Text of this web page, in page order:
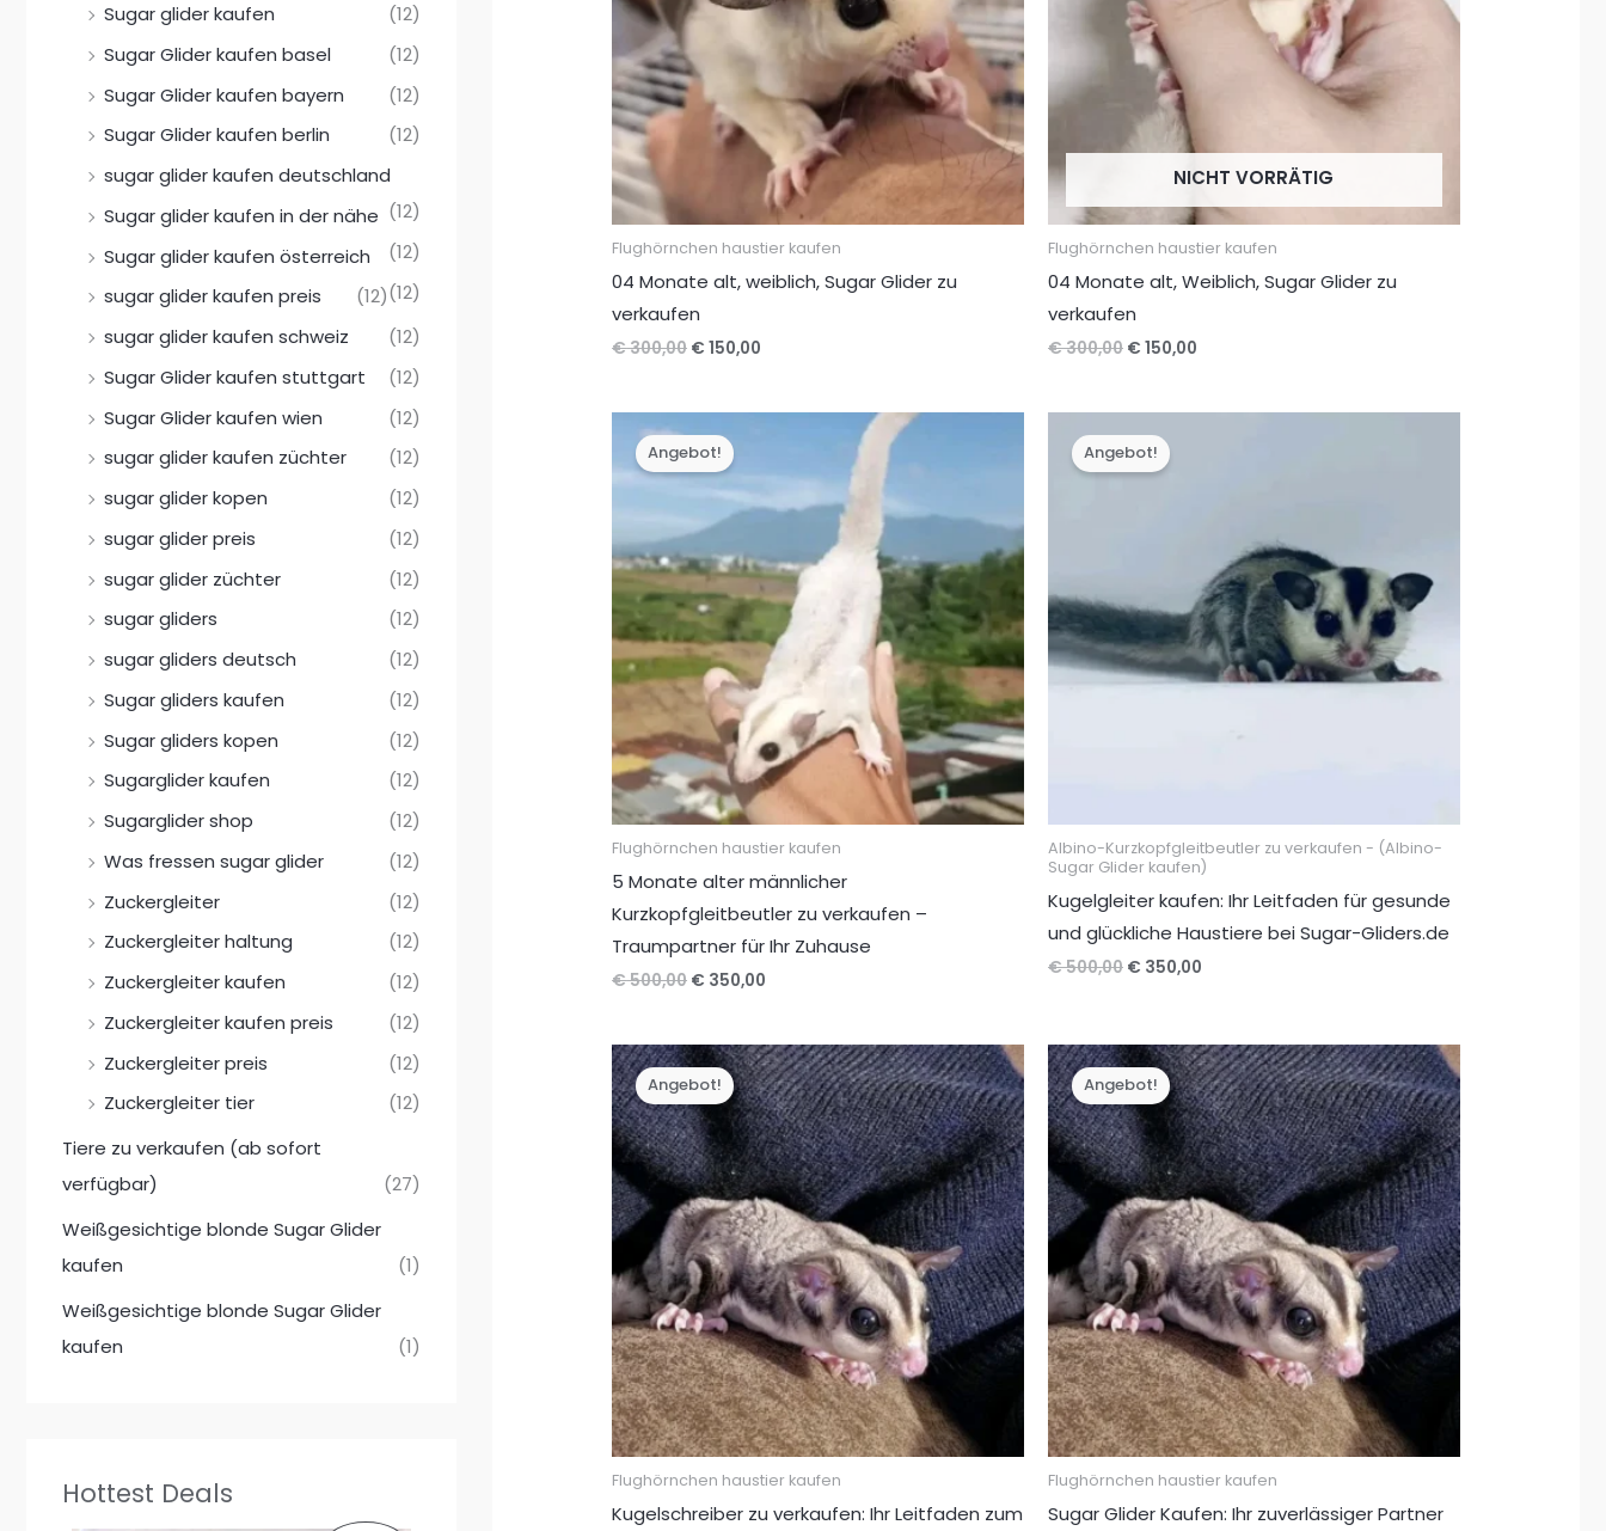
Sugar glider kaufen
(12)
Sugar Glider kaufen basel
(12)
Sugar Glider kaufen bayern
(12)
Sugar Glider kaufen berlin
(12)
sugar glider kaufen deutschland
(12)
Sugar glider kaufen in der nähe
(12)
Sugar glider kaufen österreich
(12)
sugar glider kaufen preis
(12)
sugar glider kaufen schweiz
(12)
Sugar Glider kaufen stuttgart
(12)
Sugar Glider kaufen wien
(12)
sugar glider kaufen züchter
(12)
sugar glider kopen
(12)
sugar glider preis
(12)
sugar glider züchter
(12)
sugar gliders
(12)
sugar gliders deutsch
(12)
Sugar gliders kaufen
(12)
Sugar gliders kopen
(12)
Sugarglider kaufen
(12)
Sugarglider shop
(12)
Was fressen sugar glider
(12)
Zuckergleiter
(12)
Zuckergleiter haltung
(12)
Zuckergleiter kaufen
(12)
Zuckergleiter kaufen preis
(12)
Zuckergleiter preis
(12)
Zuckergleiter tier
(12)
Tiere zu verkaufen (ab sofort
verfügbar)
(27)
Weißgesichtige blonde Sugar Glider
kaufen
(1)
Weißgesichtige blonde Sugar Glider
kaufen
(1)
Hottest Deals
Flughörnchen haustier kaufen
04 Monate alt, weiblich, Sugar Glider zu
verkaufen
€300,00 Ursprünglicher
€ 300,00
€ 150,00
€ 150,00.
NICHT VORRÄTIG
Flughörnchen haustier kaufen
04 Monate alt, Weiblich, Sugar Glider zu
verkaufen
€300,00 Ursprünglicher
€ 300,00
€ 150,00
€ 150,00.
Angebot!
Flughörnchen haustier kaufen
5 Monate alter männlicher
Kurzkopfgleitbeutler zu verkaufen –
Traumpartner für Ihr Zuhause
€500,00 Ursprünglicher
€ 500,00
€ 350,00
€ 350,00.
Angebot!
Albino-Kurzkopfgleitbeutler zu verkaufen - (Albino-
Sugar Glider kaufen)
Kugelgleiter kaufen: Ihr Leitfaden für gesunde
und glückliche Haustiere bei Sugar-Gliders.de
€500,00 Ursprünglicher
€ 350,00
Angebot!
Flughörnchen haustier kaufen
Kugelschreiber zu verkaufen: Ihr Leitfaden zum
Angebot!
Flughörnchen haustier kaufen
Sugar Glider Kaufen: Ihr zuverlässiger Partner